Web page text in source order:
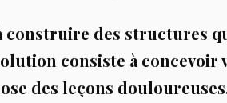
construire des structures
consiste à concevoir
des leçons